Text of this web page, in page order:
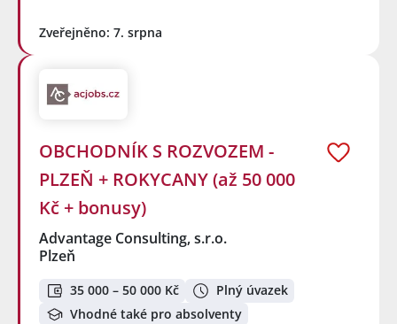
Zveřejněno: 7. srpna
OBCHODNÍK S ROZVOZEM -
PLZEŇ + ROKYCANY (až 50 000
Kč + bonusy)
Advantage Consulting, s.r.o.
Plzeň
35 000 – 50 000 Kč
Plný úvazek
Vhodné také pro absolventy